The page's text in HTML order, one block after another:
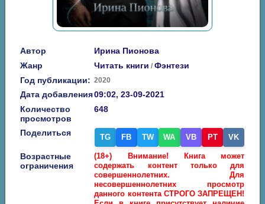
Автор
Ирина Пионова
Жанр
Читать книги /Фэнтези
Год публикации: 2020
Дата добавления09:02, 23-09-2021
Количество
просмотров
648
Поделиться TG FB TW WA VB PT VK
Возрастные
ограничения
(18+) Внимание! Книга может
содержать контент только для
совершеннолетних. Для
несовершеннолетних просмотр
данного контента СТРОГО ЗАПРЕЩЕН!